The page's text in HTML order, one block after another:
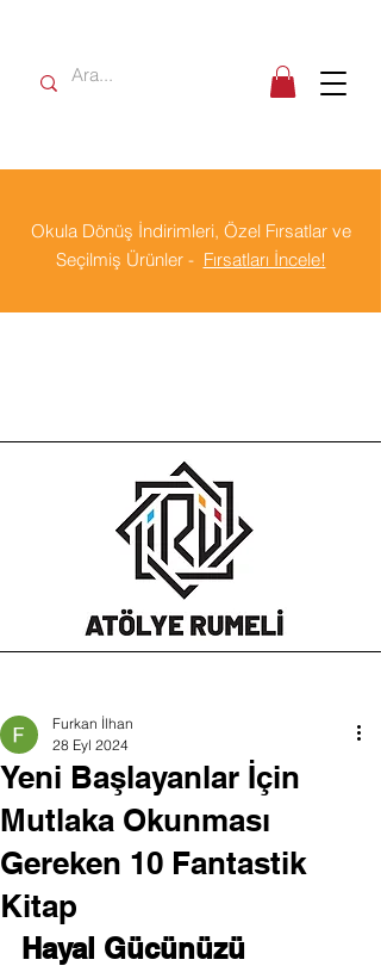
Okula Dönüş İndirimleri, Özel Fırsatlar ve
Seçilmiş Ürünler - Fırsatları İncele!
Yeni Başlayanlar İçin
Mutlaka Okunması
Gereken 10 Fantastik
Kitap
Furkan İlhan
28 Eyl 2024
Hayal Gücünüzü